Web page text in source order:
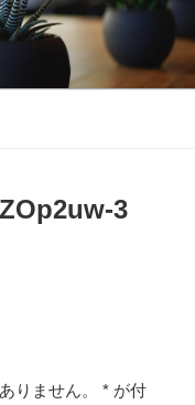
3
りません。 * が付